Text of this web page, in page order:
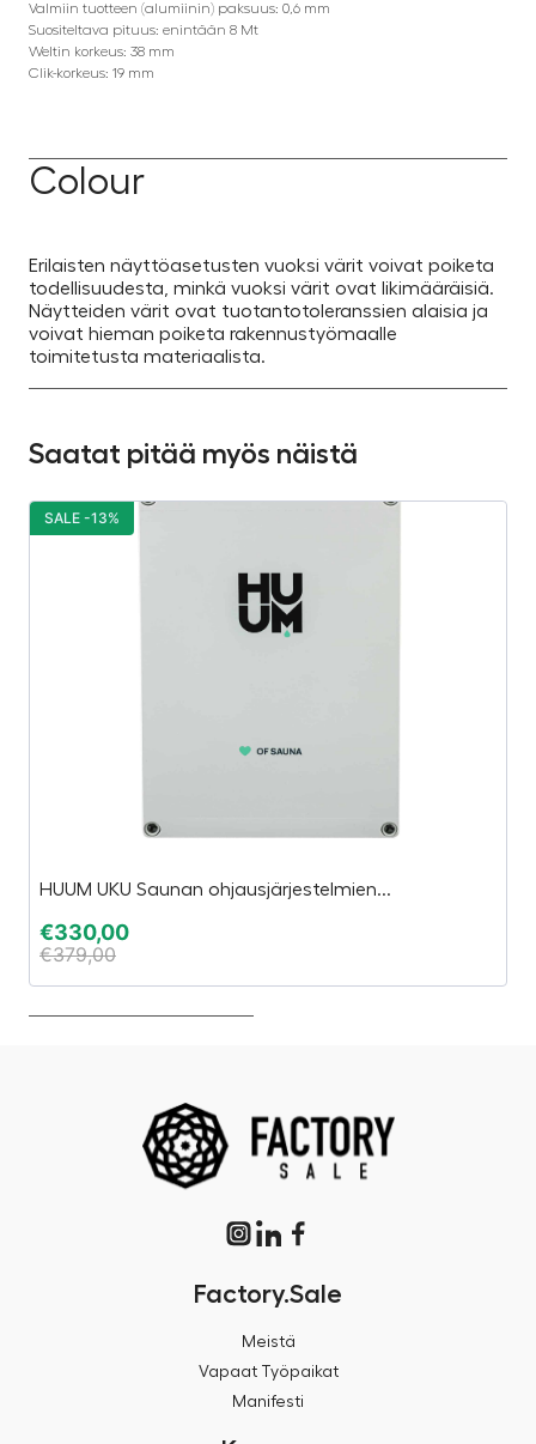
Valmiin tuotteen (alumiinin) paksuus: 0,6 mm
Suositeltava pituus: enintään 8 Mt
Weltin korkeus: 38 mm
Clik-korkeus: 19 mm
Colour
Erilaisten näyttöasetusten vuoksi värit voivat poiketa
todellisuudesta, minkä vuoksi värit ovat likimääräisiä.
Näytteiden värit ovat tuotantotoleranssien alaisia ja
voivat hieman poiketa rakennustyömaalle
toimitetusta materiaalista.
Saatat pitää myös näistä
HUUM UKU Saunan ohjausjärjestelmien...
€330,00
€379,00
SALE -13%
Factory.Sale
Meistä
Vapaat Työpaikat
Manifesti